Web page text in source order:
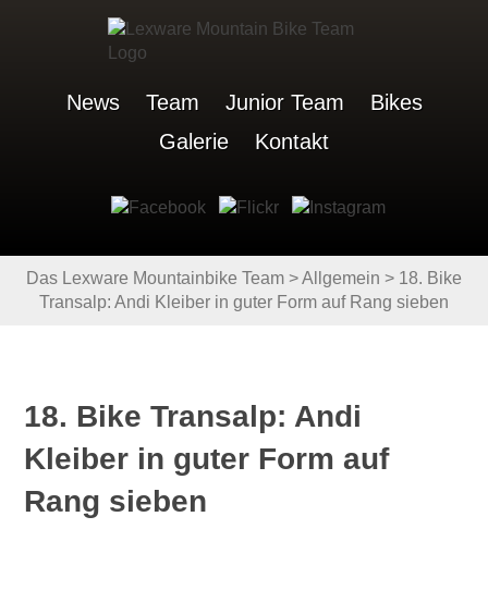
News Team Junior Team
Bikes
Galerie
Kontakt
Das Lexware Mountainbike Team >Allgemein > 18. Bike
Transalp: Andi Kleiber in guter Form auf Rang sieben
18. Bike Transalp: Andi
Kleiber in guter Form auf
Rang sieben